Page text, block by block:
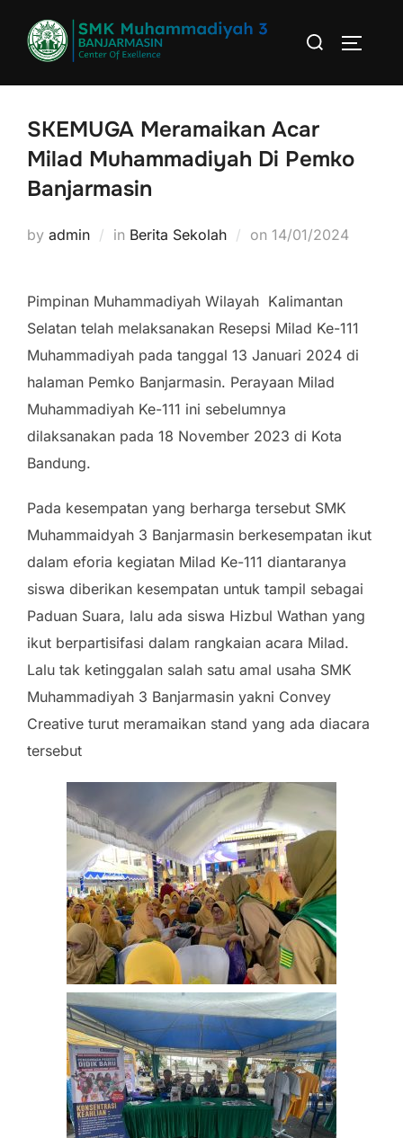
content
Search
SKEMUGA Meramaikan Acar
Milad Muhammadiyah Di Pemko
Banjarmasin
by admin in Berita Sekolah on Posted
14/01/2024
Pimpinan Muhammadiyah Wilayah Kalimantan
Selatan telah melaksanakan Resepsi Milad Ke-111
Muhammadiyah pada tanggal 13 Januari 2024 di
halaman Pemko Banjarmasin. Perayaan Milad
Muhammadiyah Ke-111 ini sebelumnya
dilaksanakan pada 18 November 2023 di Kota
Bandung.
Pada kesempatan yang berharga tersebut SMK
Muhammaidyah 3 Banjarmasin berkesempatan ikut
dalam eforia kegiatan Milad Ke-111 diantaranya
siswa diberikan kesempatan untuk tampil sebagai
Paduan Suara, lalu ada siswa Hizbul Wathan yang
ikut berpartisifasi dalam rangkaian acara Milad.
Lalu tak ketinggalan salah satu amal usaha SMK
Muhammadiyah 3 Banjarmasin yakni Convey
Creative turut meramaikan stand yang ada diacara
tersebut